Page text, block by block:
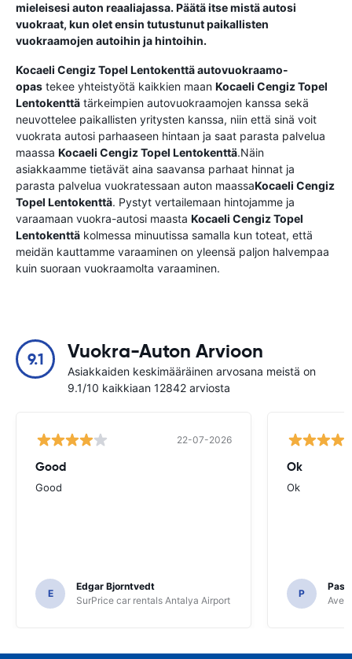
mieleisesi auton reaaliajassa. Päätä itse mistä autosi
vuokraat, kun olet ensin tutustunut paikallisten
vuokraamojen autoihin ja hintoihin.
Kocaeli Cengiz Topel Lentokenttäautovuokraamo-
opas tekee yhteistyötä kaikkien maan Kocaeli Cengiz Topel
Lentokenttä tärkeimpien autovuokraamojen kanssa sekä
neuvottelee paikallisten yritysten kanssa, niin että sinä voit
vuokrata autosi parhaaseen hintaan ja saat parasta palvelua
maassa Kocaeli Cengiz Topel Lentokenttä.Näin
asiakkaamme tietävät aina saavansa parhaat hinnat ja
parasta palvelua vuokratessaan auton maassaKocaeli Cengiz
Topel Lentokenttä. Pystyt vertailemaan hintojamme ja
varaamaan vuokra-autosi maasta Kocaeli Cengiz Topel
Lentokenttä kolmessa minuutissa samalla kun toteat, että
meidän kauttamme varaaminen on yleensä paljon halvempaa
kuin suoraan vuokraamolta varaaminen.
9.1 Vuokra-Auton Arvioon
Asiakkaiden keskimääräinen arvosana meistä on
9.1/10 kaikkiaan 12842 arviosta
22-07-2026
Good
Good
E
Edgar Bjorntvedt
SurPrice car rentals Antalya Airport
Ok
Ok
P
Avec